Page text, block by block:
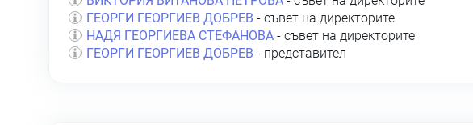
ГЕОРГИ ГЕОРГИЕВ ДОБРЕВ - съвет на директорите
НАДЯ ГЕОРГИЕВА СТЕФАНОВА - съвет на директорите
ГЕОРГИ ГЕОРГИЕВ ДОБРЕВ - представител